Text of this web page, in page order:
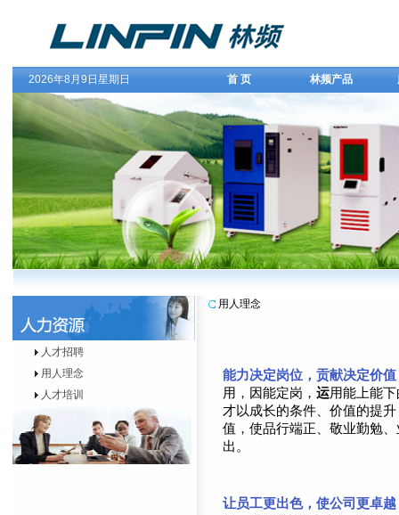
2026年8月9日星期日 首 页 林频产品
人才招聘
用人理念
人才培训
用人理念
能力决定岗位，贡献决定价值
用，因能定岗， 运用能上能
才以成长的条件、价值的提
值，使品行端正、敬业勤勉
出。
让员工更出色，使公司更卓越